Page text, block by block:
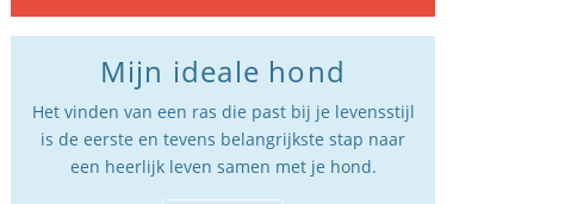
Mijn ideale hond
Het vinden van een ras die past bij je levensstijl
is de eerste en tevens belangrijkste stap naar
een heerlijk leven samen met je hond.